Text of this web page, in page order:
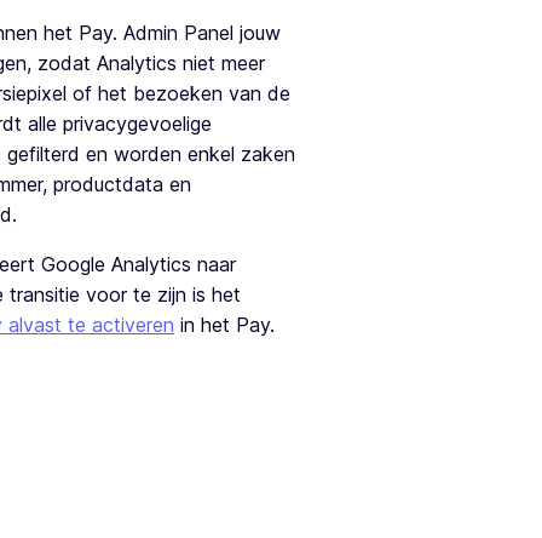
English
English
het Pay. Admin Panel jouw
zodat Analytics niet meer
of het bezoeken van de
alle privacygevoelige
en worden enkel zaken
productdata en
Google Analytics naar
transitie voor te zijn is het
te activeren in het Pay.